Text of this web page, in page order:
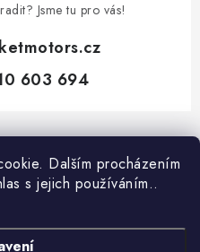
Dalším procházením
s jejich používáním..
Jsme tu pro vás!
603 694